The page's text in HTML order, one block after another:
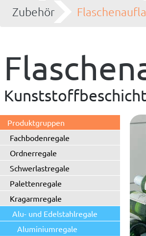
Zubehör
Produktgruppen
Fachbodenregale
Ordnerregale
Schwerlastregale
Palettenregale
Kragarmregale
Alu- und Edelstahlregale
Aluminiumregale